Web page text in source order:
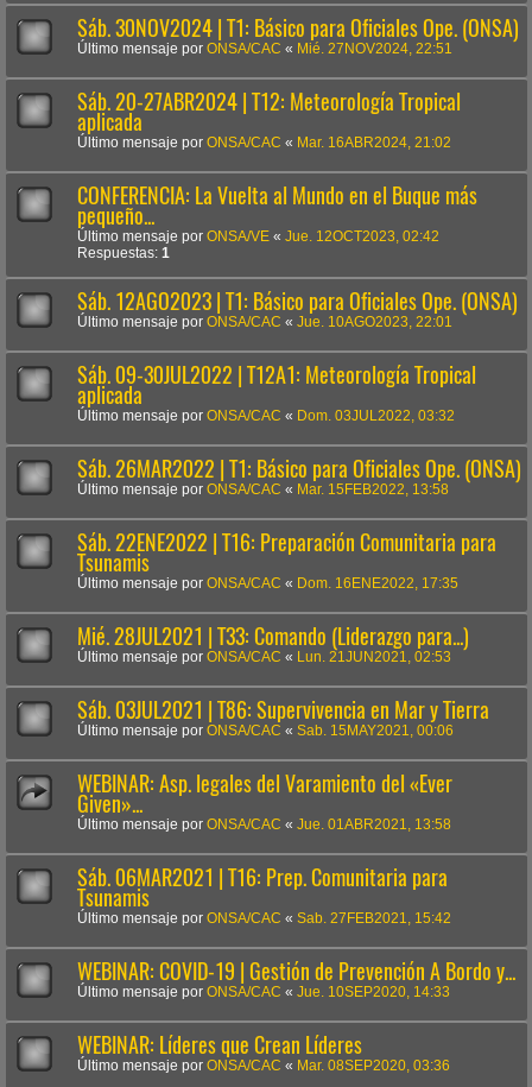
Sáb. 30NOV2024 | T1: Básico para Oficiales Ope. (ONSA)
Último mensaje por ONSA/CAC « Mié. 27NOV2024, 22:51
Sáb. 20-27ABR2024 | T12: Meteorología Tropical
aplicada
Último mensaje por ONSA/CAC « Mar. 16ABR2024, 21:02
CONFERENCIA: La Vuelta al Mundo en el Buque más
pequeño...
Último mensaje por ONSA/VE « Jue. 12OCT2023, 02:42
Respuestas: 1
Sáb. 12AGO2023 | T1: Básico para Oficiales Ope. (ONSA)
Último mensaje por ONSA/CAC « Jue. 10AGO2023, 22:01
Sáb. 09-30JUL2022 | T12A1: Meteorología Tropical
aplicada
Último mensaje por ONSA/CAC « Dom. 03JUL2022, 03:32
Sáb. 26MAR2022 | T1: Básico para Oficiales Ope. (ONSA)
Último mensaje por ONSA/CAC « Mar. 15FEB2022, 13:58
Sáb. 22ENE2022 | T16: Preparación Comunitaria para
Tsunamis
Último mensaje por ONSA/CAC « Dom. 16ENE2022, 17:35
Mié. 28JUL2021 | T33: Comando (Liderazgo para...)
Último mensaje por ONSA/CAC « Lun. 21JUN2021, 02:53
Sáb. 03JUL2021 | T86: Supervivencia en Mar y Tierra
Último mensaje por ONSA/CAC « Sab. 15MAY2021, 00:06
WEBINAR: Asp. legales del Varamiento del «Ever
Given»...
Último mensaje por ONSA/CAC « Jue. 01ABR2021, 13:58
Sáb. 06MAR2021 | T16: Prep. Comunitaria para
Tsunamis
Último mensaje por ONSA/CAC « Sab. 27FEB2021, 15:42
WEBINAR: COVID-19 | Gestión de Prevención A Bordo y...
Último mensaje por ONSA/CAC « Jue. 10SEP2020, 14:33
WEBINAR: Líderes que Crean Líderes
Último mensaje por ONSA/CAC « Mar. 08SEP2020, 03:36